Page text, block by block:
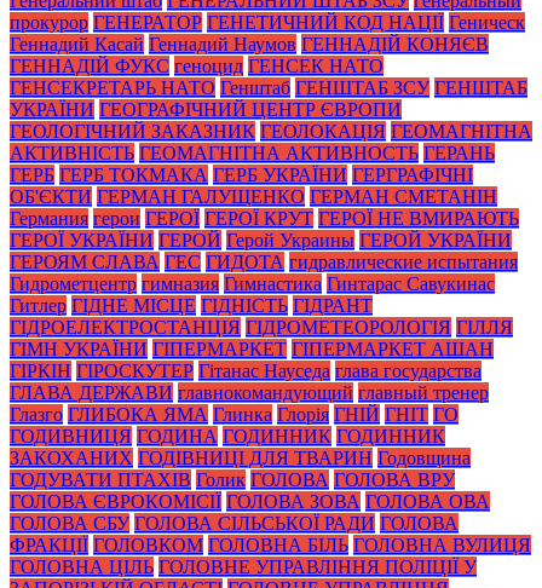
прокурор ГЕНЕРАТОР ГЕНЕТИЧНИЙ КОД НАЦІЇ Геническ
Геннадий Касай Геннадий Наумов ГЕННАДІЙ КОНЯЄВ
ГЕННАДІЙ ФУКС геноцид ГЕНСЕК НАТО
ГЕНСЕКРЕТАРЬ НАТО Генштаб ГЕНШТАБ ЗСУ ГЕНШТАБ
УКРАЇНИ ГЕОГРАФІЧНИЙ ЦЕНТР ЄВРОПИ
ГЕОЛОГІЧНИЙ ЗАКАЗНИК ГЕОЛОКАЦІЯ ГЕОМАГНІТНА
АКТИВНІСТЬ ГЕОМАГНІТНА АКТИВНОСТЬ ГЕРАНЬ
ГЕРБ ГЕРБ ТОКМАКА ГЕРБ УКРАЇНИ ГЕРГРАФІЧНІ
ОБ'ЄКТИ ГЕРМАН ГАЛУЩЕНКО ГЕРМАН СМЕТАНІН
Германия герои ГЕРОЇ ГЕРОЇ КРУТ ГЕРОЇ НЕ ВМИРАЮТЬ
ГЕРОЇ УКРАЇНИ ГЕРОЙ Герой Украины ГЕРОЙ УКРАЇНИ
ГЕРОЯМ СЛАВА ГЕС ГИДОТА гидравлические испытания
Гидрометцентр гимназия Гимнастика Гинтарас Савукинас
Гитлер ГІДНЕ МІСЦЕ ГІДНІСТЬ ГІДРАНТ
ГІДРОЕЛЕКТРОСТАНЦІЯ ГІДРОМЕТЕОРОЛОГІЯ ГІЛЛЯ
ГІМН УКРАЇНИ ГІПЕРМАРКЕТ ГІПЕРМАРКЕТ АШАН
ГІРКІН ГІРОСКУТЕР Гітанас Науседа глава государства
ГЛАВА ДЕРЖАВИ главнокомандующий главный тренер
Глазго ГЛИБОКА ЯМА Глинка Глорія ГНІЙ ГНІТ ГО
ГОДИВНИЦЯ ГОДИНА ГОДИННИК ГОДИННИК
ЗАКОХАНИХ ГОДІВНИЦІ ДЛЯ ТВАРИН Годовщина
ГОДУВАТИ ПТАХІВ Голик ГОЛОВА ГОЛОВА ВРУ
ГОЛОВА ЄВРОКОМІСІЇ ГОЛОВА ЗОВА ГОЛОВА ОВА
ГОЛОВА СБУ ГОЛОВА СІЛЬСЬКОЇ РАДИ ГОЛОВА
ФРАКЦІЇ ГОЛОВКОМ ГОЛОВНА БІЛЬ ГОЛОВНА ВУЛИЦЯ
ГОЛОВНА ЦІЛЬ ГОЛОВНЕ УПРАВЛІННЯ ПОЛІЦІЇ У